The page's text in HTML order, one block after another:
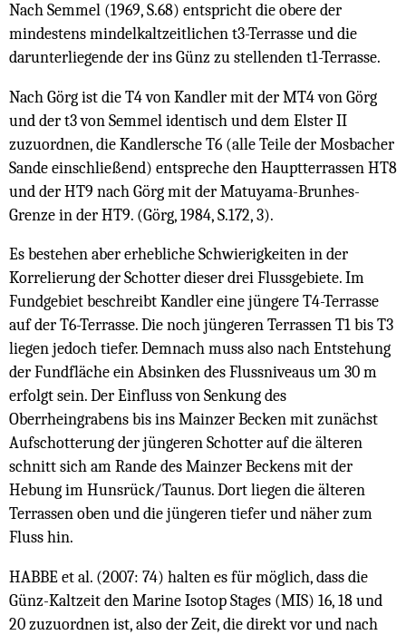
Nach Semmel (1969, S.68) entspricht die obere der
mindestens mindelkaltzeitlichen t3-Terrasse und die
darunterliegende der ins Günz zu stellenden t1-Terrasse.
Nach Görg ist die T4 von Kandler mit der MT4 von Görg
und der t3 von Semmel identisch und dem Elster II
zuzuordnen, die Kandlersche T6 (alle Teile der Mosbacher
Sande einschließend) entspreche den Hauptterrassen HT8
und der HT9 nach Görg mit der Matuyama-Brunhes-
Grenze in der HT9. (Görg, 1984, S.172, 3).
Es bestehen aber erhebliche Schwierigkeiten in der
Korrelierung der Schotter dieser drei Flussgebiete. Im
Fundgebiet beschreibt Kandler eine jüngere T4-Terrasse
auf der T6-Terrasse. Die noch jüngeren Terrassen T1 bis T3
liegen jedoch tiefer. Demnach muss also nach Entstehung
der Fundfläche ein Absinken des Flussniveaus um 30 m
erfolgt sein. Der Einfluss von Senkung des
Oberrheingrabens bis ins Mainzer Becken mit zunächst
Aufschotterung der jüngeren Schotter auf die älteren
schnitt sich am Rande des Mainzer Beckens mit der
Hebung im Hunsrück/Taunus. Dort liegen die älteren
Terrassen oben und die jüngeren tiefer und näher zum
Fluss hin.
HABBE et al. (2007: 74) halten es für möglich, dass die
Günz-Kaltzeit den Marine Isotop Stages (MIS) 16, 18 und
20 zuzuordnen ist, also der Zeit, die direkt vor und nach